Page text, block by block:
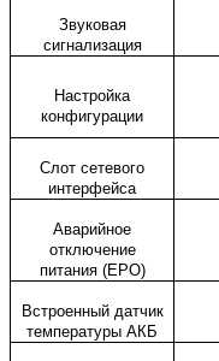
Звуковая
сигнализация
Настройка
конфигурации
Слот сетевого
интерфейса
Аварийное
отключение
питания (EPO)
Встроенный датчик
температуры АКБ